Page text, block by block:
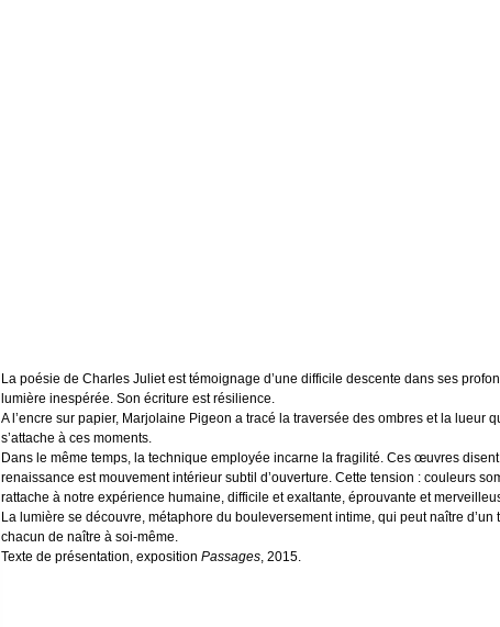
La poésie de Charles Juliet est témoignage d’une difficile descente dans ses
lumière inespérée. Son écriture est résilience.
A l’encre sur papier, Marjolaine Pigeon a tracé la traversée des ombres et la lueur
s’attache à ces moments.
Dans le même temps, la technique employée incarne la fragilité. Ces œuvres
renaissance est mouvement intérieur subtil d’ouverture. Cette tension : couleurs
rattache à notre expérience humaine, difficile et exaltante, éprouvante et
La lumière se découvre, métaphore du bouleversement intime, qui peut naître
chacun de naître à soi-même.
Texte de présentation, expositionPassages, 2015.